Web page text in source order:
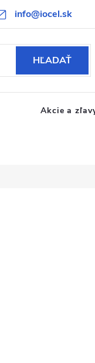
info@iocel.sk
Obľúbené
HĽADAŤ
Akcie a